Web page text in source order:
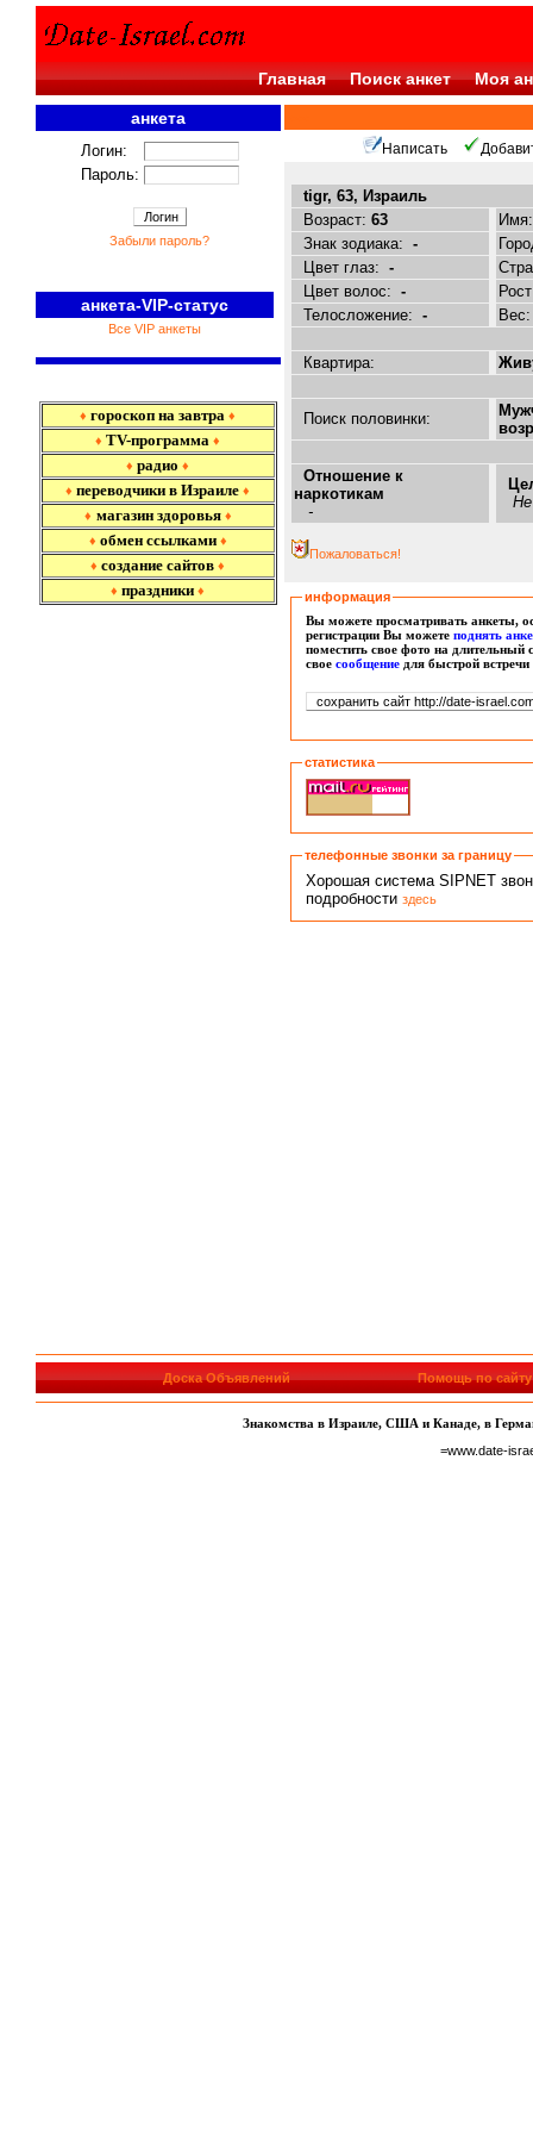
Главная Поиск анкет Моя
анкета
Логин:
Пароль:
Забыли пароль?
анкета-VIP-статус
Все VIP анкеты
♦ гороскоп на завтра ♦
♦ TV-программа ♦
♦ радио ♦
♦ переводчики в Израиле ♦
♦ магазин здоровья ♦
♦ обмен ссылками ♦
♦ создание сайтов ♦
♦ праздники ♦
Написать
tigr, 63, Израиль
Возраст: 63
Знак зодиака: -
Цвет глаз: -
Цвет волос: -
Телосложение: -
Квартира:
Поиск половинки:
Отношение к
наркотикам
-
Пожаловаться!
информация
Вы можете просматривать анкеты,
регистрации Вы можетеподнять
поместить свое фото на длительный
своесообщение для быстрой
статистика
телефонные звонки за границу
Хорошая система SIPNET
подробностиздесь
Доска Объявлений Помощь по сайту
Знакомства в Израиле, США и Канаде, в
=www.date-